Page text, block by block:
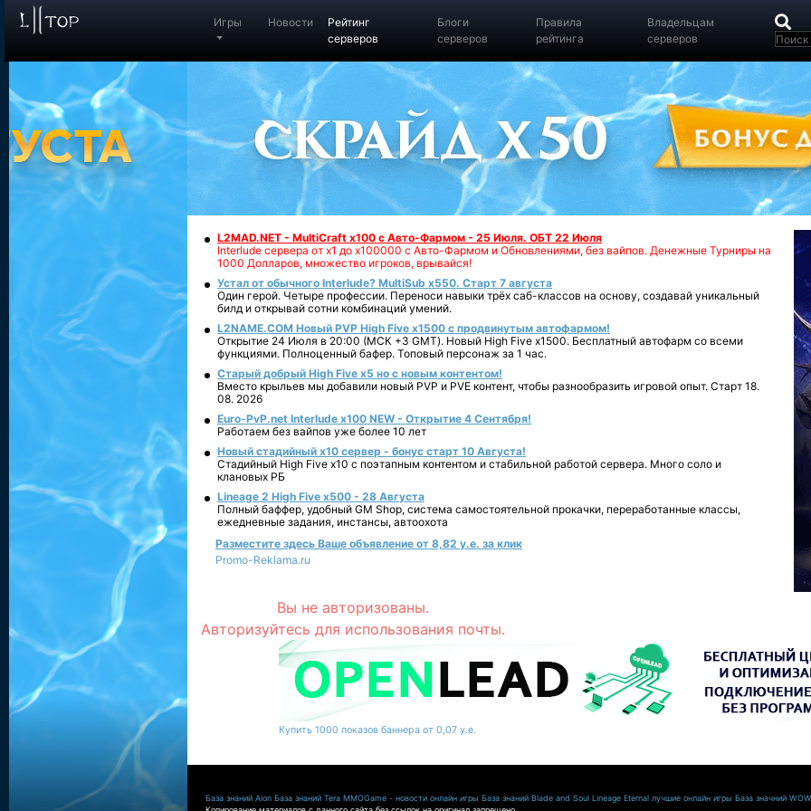
Игры Новости
Рейтинг
серверов
Блоги
серверов
Правила
рейтинга
Владельцам
серверов
L2MAD.NET - MultiCraft x100 с Авто-Фармом - 25 Июля. ОБТ 22 Июля
Interlude сервера от х1 до х100000 с Авто-Фармом и Обновлениями, без вайпов. Денежные Турниры на
1000 Долларов, множество игроков, врывайся!
Устал от обычного Interlude? MultiSub x550. Старт 7 августа
Один герой. Четыре профессии. Переноси навыки трёх саб-классов на основу, создавай уникальный
билд и открывай сотни комбинаций умений.
L2NAME.COM Новый PVP High Five x1500 с продвинутым автофармом!
Открытие 24 Июля в 20:00 (МСК +3 GMT). Новый High Five x1500. Бесплатный автофарм со всеми
функциями. Полноценный бафер. Топовый персонаж за 1 час.
Старый добрый High Five x5 но с новым контентом!
Вместо крыльев мы добавили новый PVP и PVE контент, чтобы разнообразить игровой опыт. Старт 18.
08. 2026
Euro-PvP.net Interlude х100 NEW - Открытие 4 Сентября!
Работаем без вайпов уже более 10 лет
Новый стадийный х10 сервер - бонус старт 10 Августа!
Стадийный High Five x10 с поэтапным контентом и стабильной работой сервера. Много соло и
клановых РБ
Lineage 2 High Five x500 - 28 Августа
Полный баффер, удобный GM Shop, система самостоятельной прокачки, переработанные классы,
ежедневные задания, инстансы, автоохота
Разместите здесь Ваше объявление от 8,82 у.е. за клик
Promo-Reklama.ru
Вы не авторизованы.
Авторизуйтесь для использования почты.
Купить 1000 показов баннера от 0,07 у.е.
База знаний Aion База знаний Tera MMOGame - новости онлайн игры База знаний Blade and Soul Lineage Eternal лучшие онлайн игры База значний WOW